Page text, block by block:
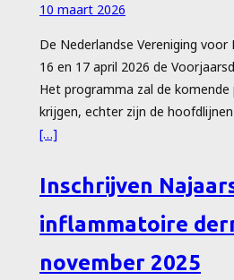
10 maart 2026
De Nederlandse Vereniging
16 en 17 april 2026 de
Het programma zal de
krijgen, echter zijn de
[…]
Inschrijven
inflammatoire
november 2025